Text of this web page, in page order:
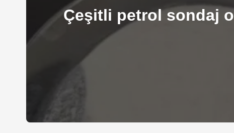
Çeşitli petrol sondaj